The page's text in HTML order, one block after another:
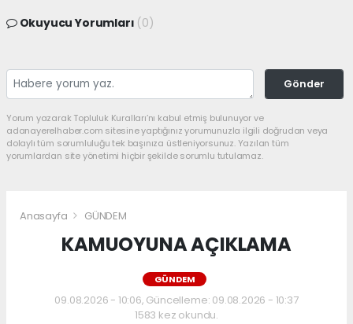
Okuyucu Yorumları (0)
Gönder
Yorum yazarak Topluluk Kuralları’nı kabul etmiş bulunuyor ve
adanayerelhaber.com sitesine yaptığınız yorumunuzla ilgili doğrudan veya
dolaylı tüm sorumluluğu tek başınıza üstleniyorsunuz. Yazılan tüm
yorumlardan site yönetimi hiçbir şekilde sorumlu tutulamaz.
Anasayfa GÜNDEM
KAMUOYUNA AÇIKLAMA
GÜNDEM
09.08.2026 - 10:06, Güncelleme: 09.08.2026 - 10:37
1583 kez okundu.